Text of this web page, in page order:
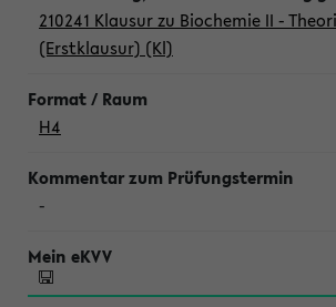
210241 Klausur zu Biochemie II -
(Erstklausur) (Kl)
H4
-